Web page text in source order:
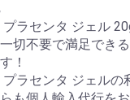
プラセンタ ジェル
切不要で満足でき
！
プラセンタ ジェルの